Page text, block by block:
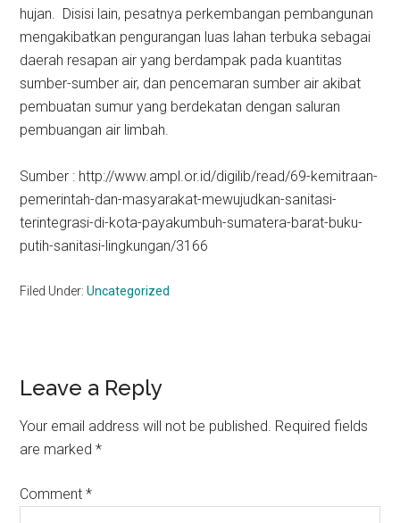
hujan. Disisi lain, pesatnya perkembangan pembangunan
mengakibatkan pengurangan luas lahan terbuka sebagai
daerah resapan air yang berdampak pada kuantitas
sumber-sumber air, dan pencemaran sumber air akibat
pembuatan sumur yang berdekatan dengan saluran
pembuangan air limbah.
Sumber : http://www.ampl.or.id/digilib/read/69-kemitraan-
pemerintah-dan-masyarakat-mewujudkan-sanitasi-
terintegrasi-di-kota-payakumbuh-sumatera-barat-buku-
putih-sanitasi-lingkungan/3166
Filed Under:Uncategorized
Reader
Interactions
Leave a Reply
Your email address will not be published. Required fields
are marked*
Comment*